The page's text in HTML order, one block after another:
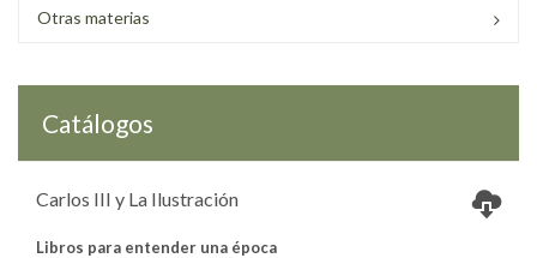
Otras materias
Catálogos
Carlos III y La Ilustración
Libros para entender una época